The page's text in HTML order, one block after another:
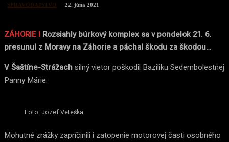
SPRAVODAJSTVO 22. júna 2021
ZÁHORIE I Rozsiahly búrkový komplex sa v pondelok 21. 6.
presunul z Moravy na Záhorie a páchal škodu za škodou…
V Šaštíne-Strážachsilný vietor poškodil Baziliku Sedembolestnej
Panny Márie.
Foto: Jozef Veteška
Mohutné zrážky zapríčinili i zatopenie motorovej časti osobného